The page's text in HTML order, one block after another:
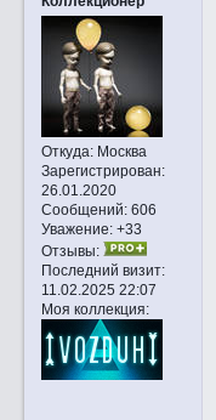
Откуда:Москва
Зарегистрирован:
26.01.2020
Сообщений:606
Уважение: +33
Отзывы:
Последний визит:
11.02.2025 22:07
Моя коллекция: